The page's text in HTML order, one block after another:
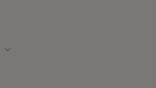
Změna města